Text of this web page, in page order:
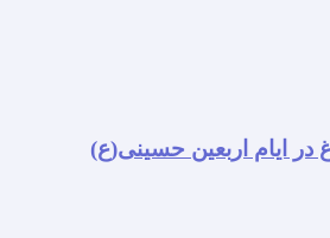
ایام اربعین حسینی(ع)